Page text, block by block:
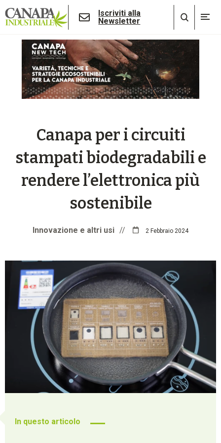
Iscriviti alla
Newsletter
Canapa per i circuiti
stampati biodegradabili e
rendere l’elettronica più
sostenibile
Innovazione e altri usi // 2 Febbraio 2024
In questo articolo